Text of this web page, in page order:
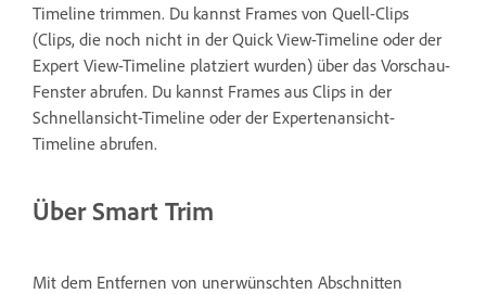
Timeline trimmen. Du kannst Frames von Quell-Clips
(Clips, die noch nicht in der Quick View-Timeline oder der
Expert View-Timeline platziert wurden) über das Vorschau-
Fenster abrufen. Du kannst Frames aus Clips in der
Schnellansicht-Timeline oder der Expertenansicht-
Timeline abrufen.
Über Smart Trim
Mit dem Entfernen von unerwünschten Abschnitten